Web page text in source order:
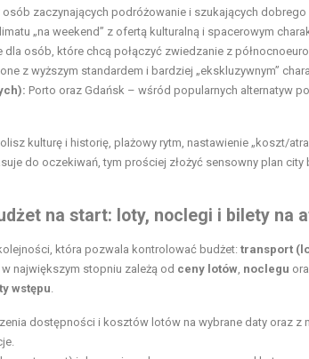
zaczynających podróżowanie i szukających
„na weekend” z ofertą kulturalną i spacerowym
osób, które chcą połączyć zwiedzanie z
z wyższym standardem i bardziej „ekskluzywnym”
Porto oraz Gdańsk – wśród popularnych alternatyw
kulturę i historię, plażowy rytm, nastawienie „koszt/
do oczekiwań, tym prościej złożyć sensowny plan
na start: loty, noclegi i bilety na
która pozwala kontrolować budżet: transport
największym stopniu zależą od ceny lotów noclegu
wstępu
dostępności i kosztów lotów na wybrane daty oraz z